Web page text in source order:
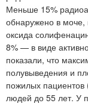
Меньше 15%
обнаружено в
оксида
8% — в виде
показали, что
полувыведения и
пожилых
людей до 55 лет. У